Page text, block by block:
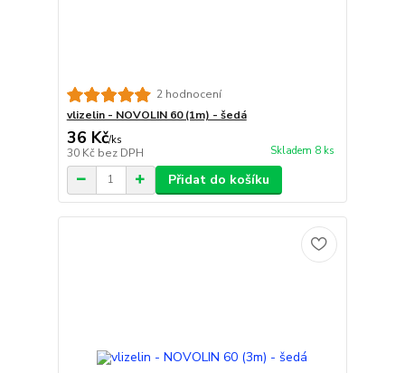
2 hodnocení
vlizelin - NOVOLIN 60 (1m) - šedá
36 Kč/ks
30 Kč bez DPH Skladem 8 ks
Přidat do košíku